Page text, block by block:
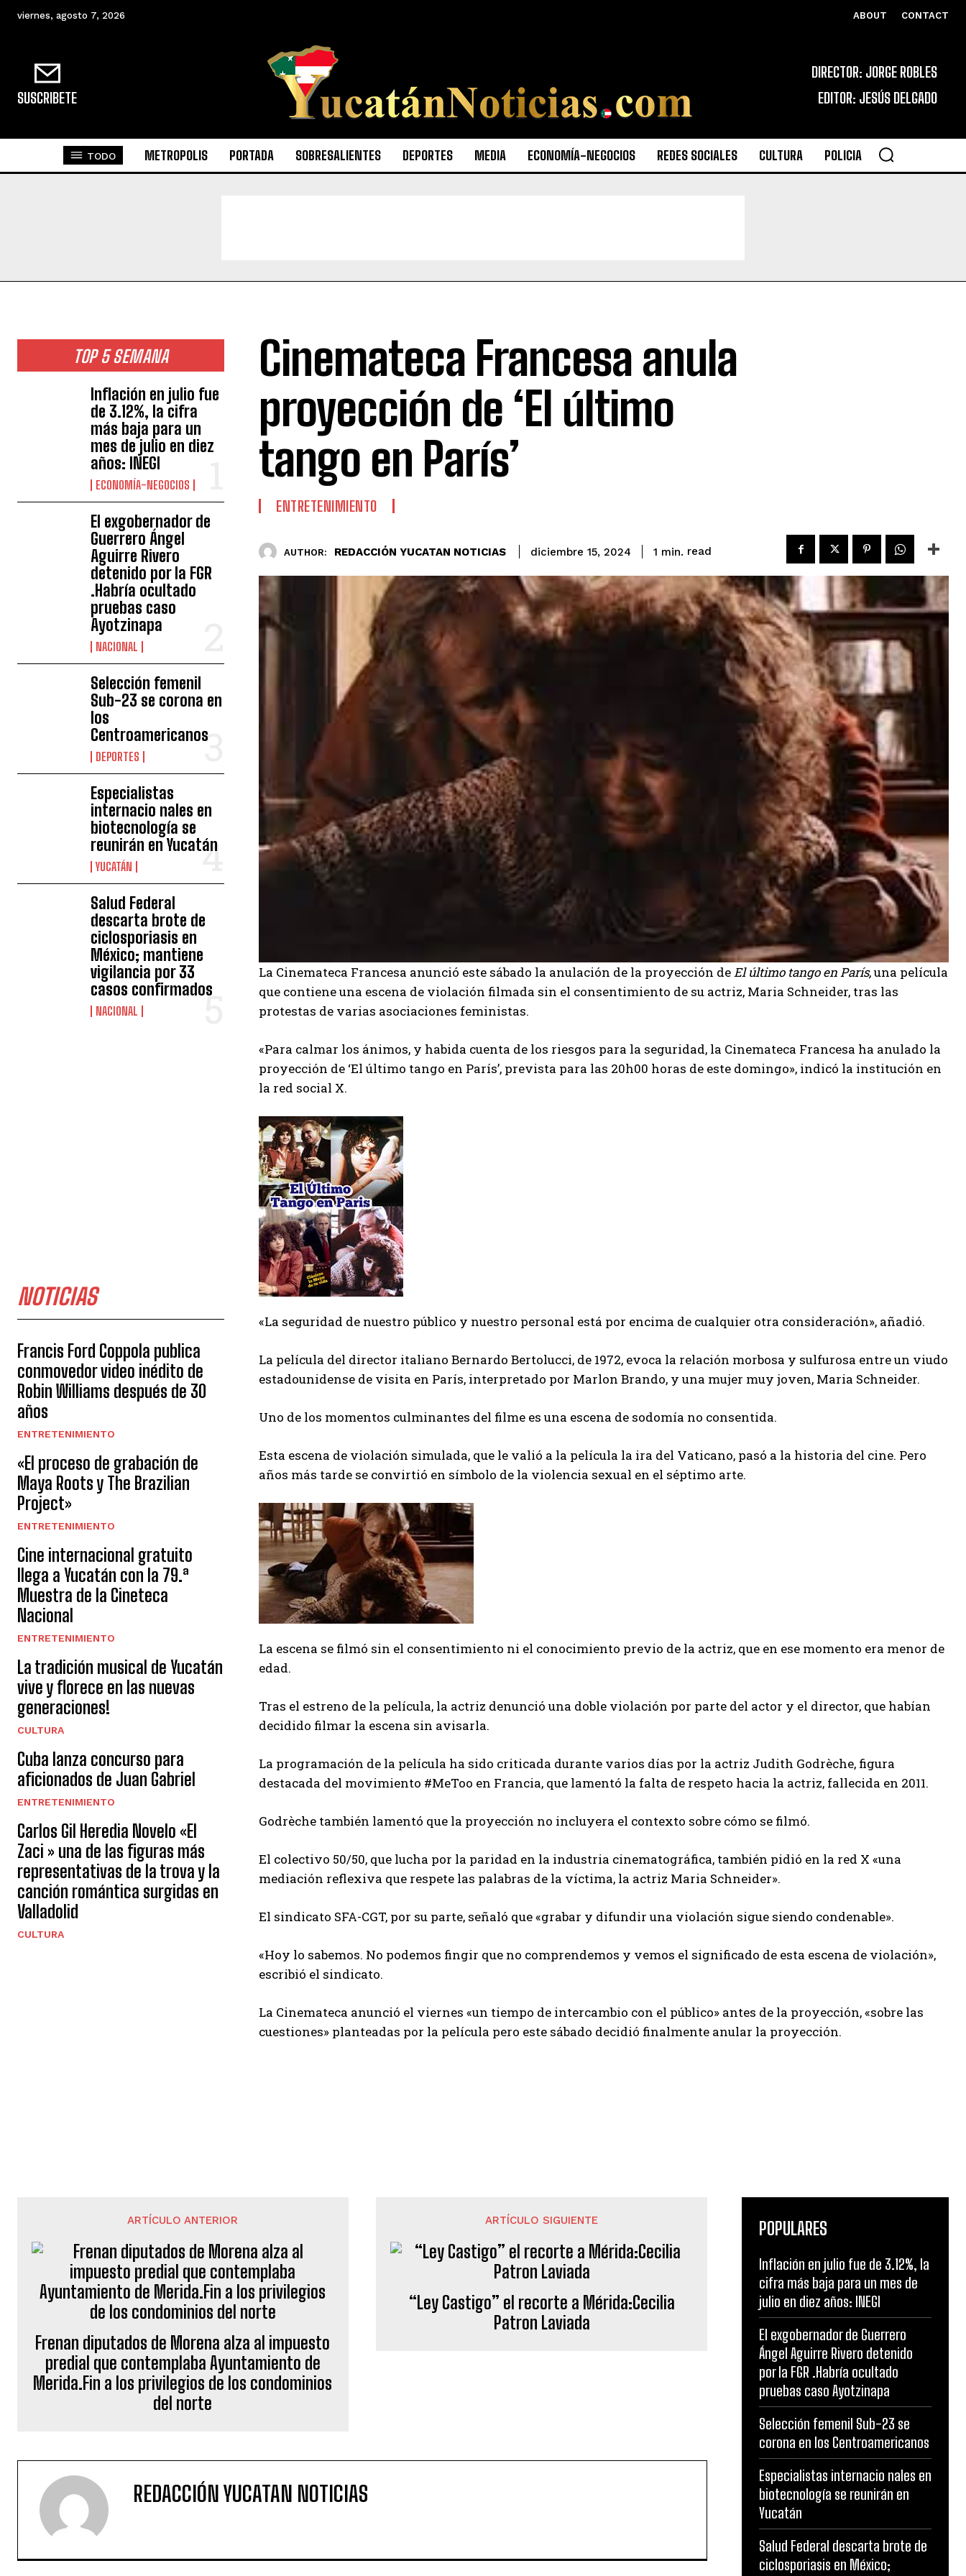
viernes, agosto 7, 2026 ABOUT CONTACT
SUSCRIBETE
DIRECTOR: JORGE ROBLES
EDITOR: JESÚS DELGADO
TODO METROPOLIS PORTADA SOBRESALIENTES DEPORTES MEDIA ECONOMÍA-NEGOCIOS REDES SOCIALES CULTURA POLICIA
TOP 5 SEMANA
Inflación en julio fue
de 3.12%, la cifra
más baja para un
mes de julio en diez
años: INEGI
ECONOMÍA-NEGOCIOS
El exgobernador de
Guerrero Ángel
Aguirre Rivero
detenido por la FGR
.Habría ocultado
pruebas caso
Ayotzinapa
NACIONAL
Selección femenil
Sub-23 se corona en
los
Centroamericanos
DEPORTES
Especialistas
internacio nales en
biotecnología se
reunirán en Yucatán
YUCATÁN
Salud Federal
descarta brote de
ciclosporiasis en
México; mantiene
vigilancia por 33
casos confirmados
NACIONAL
NOTICIAS
Francis Ford Coppola publica
conmovedor video inédito de
Robin Williams después de 30
años
ENTRETENIMIENTO
«El proceso de grabación de
Maya Roots y The Brazilian
Project»
ENTRETENIMIENTO
Cine internacional gratuito
llega a Yucatán con la 79.ª
Muestra de la Cineteca
Nacional
ENTRETENIMIENTO
La tradición musical de Yucatán
vive y florece en las nuevas
generaciones!
CULTURA
Cuba lanza concurso para
aficionados de Juan Gabriel
ENTRETENIMIENTO
Carlos Gil Heredia Novelo «El
Zaci » una de las figuras más
representativas de la trova y la
canción romántica surgidas en
Valladolid
CULTURA
Cinemateca Francesa anula
proyección de ‘El último
tango en París’
ENTRETENIMIENTO
AUTHOR: REDACCIÓN YUCATAN NOTICIAS diciembre 15, 2024 1 min. read
La Cinemateca Francesa anunció este sábado la anulación de la proyección de El último tango en París,una película
que contiene una escena de violación filmada sin el consentimiento de su actriz, Maria Schneider, tras las
protestas de varias asociaciones feministas.
«Para calmar los ánimos, y habida cuenta de los riesgos para la seguridad, la Cinemateca Francesa ha anulado la
proyección de ‘El último tango en París’, prevista para las 20h00 horas de este domingo», indicó la institución en
la red social X.
«La seguridad de nuestro público y nuestro personal está por encima de cualquier otra consideración», añadió.
La película del director italiano Bernardo Bertolucci, de 1972, evoca la relación morbosa y sulfurosa entre un viudo
estadounidense de visita en París, interpretado por Marlon Brando, y una mujer muy joven, Maria Schneider.
Uno de los momentos culminantes del filme es una escena de sodomía no consentida.
Esta escena de violación simulada, que le valió a la película la ira del Vaticano, pasó a la historia del cine. Pero
años más tarde se convirtió en símbolo de la violencia sexual en el séptimo arte.
La escena se filmó sin el consentimiento ni el conocimiento previo de la actriz, que en ese momento era menor de
edad.
Tras el estreno de la película, la actriz denunció una doble violación por parte del actor y el director, que habían
decidido filmar la escena sin avisarla.
La programación de la película ha sido criticada durante varios días por la actriz Judith Godrèche, figura
destacada del movimiento #MeToo en Francia, que lamentó la falta de respeto hacia la actriz, fallecida en 2011.
Godrèche también lamentó que la proyección no incluyera el contexto sobre cómo se filmó.
El colectivo 50/50, que lucha por la paridad en la industria cinematográfica, también pidió en la red X «una
mediación reflexiva que respete las palabras de la víctima, la actriz Maria Schneider».
El sindicato SFA-CGT, por su parte, señaló que «grabar y difundir una violación sigue siendo condenable».
«Hoy lo sabemos. No podemos fingir que no comprendemos y vemos el significado de esta escena de violación»,
escribió el sindicato.
La Cinemateca anunció el viernes «un tiempo de intercambio con el público» antes de la proyección, «sobre las
cuestiones» planteadas por la película pero este sábado decidió finalmente anular la proyección.
ARTÍCULO ANTERIOR
Frenan diputados de Morena alza al impuesto
predial que contemplaba Ayuntamiento de
Merida.Fin a los privilegios de los condominios
del norte
ARTÍCULO SIGUIENTE
“Ley Castigo” el recorte a Mérida:Cecilia
Patron Laviada
Iniciar sesión para dejar un comentario
POPULARES
Inflación en julio fue de 3.12%, la
cifra más baja para un mes de
julio en diez años: INEGI
El exgobernador de Guerrero
Ángel Aguirre Rivero detenido
por la FGR .Habría ocultado
pruebas caso Ayotzinapa
Selección femenil Sub-23 se
corona en los Centroamericanos
Especialistas internacio nales en
biotecnología se reunirán en
Yucatán
Salud Federal descarta brote de
ciclosporiasis en México;